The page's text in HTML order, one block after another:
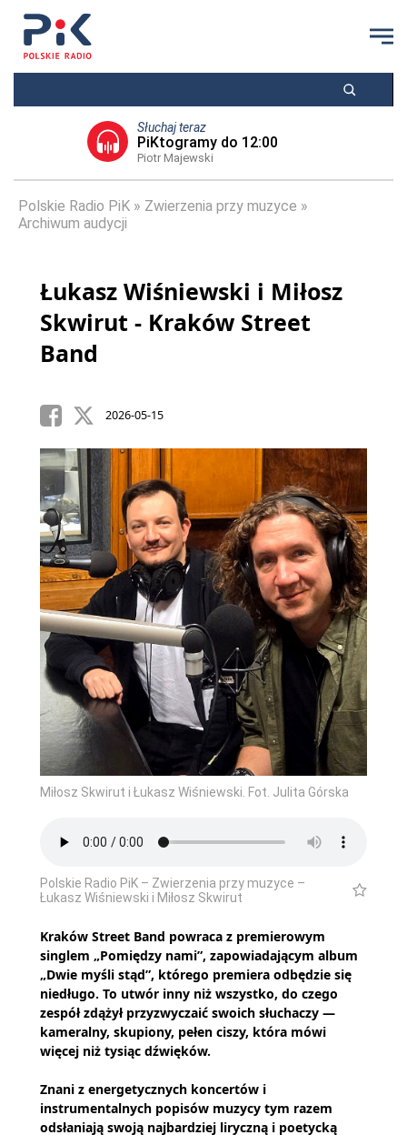
Słuchaj teraz
PiKtogramy do 12:00
Piotr Majewski
Polskie Radio PiK
Zwierzenia przy muzyce
Archiwum audycji
Łukasz Wiśniewski i Miłosz
Skwirut - Kraków Street
Band
2026-05-15
Miłosz Skwirut i Łukasz Wiśniewski. Fot. Julita Górska
Polskie Radio PiK – Zwierzenia przy muzyce –
Łukasz Wiśniewski i Miłosz Skwirut
Kraków Street Band powraca z premierowym
singlem „Pomiędzy nami”, zapowiadającym album
„Dwie myśli stąd”, którego premiera odbędzie się
niedługo. To utwór inny niż wszystko, do czego
zespół zdążył przyzwyczaić swoich słuchaczy —
kameralny, skupiony, pełen ciszy, która mówi
więcej niż tysiąc dźwięków.
Znani z energetycznych koncertów i
instrumentalnych popisów muzycy tym razem
odsłaniają swoją najbardziej liryczną i poetycką